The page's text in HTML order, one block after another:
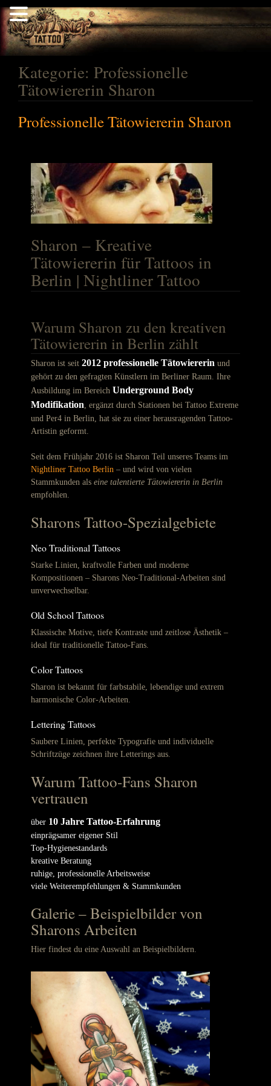
Kategorie: Professionelle
Tätowiererin Sharon
Professionelle Tätowiererin Sharon
Sharon – Kreative
Tätowiererin für Tattoos in
Berlin | Nightliner Tattoo
Warum Sharon zu den kreativen
Tätowiererin in Berlin zählt
Sharon ist seit 2012 professionelle Tätowiererin und
gehört zu den gefragten Künstlern im Berliner Raum. Ihre
Ausbildung im Bereich Underground Body
Modifikation, ergänzt durch Stationen bei Tattoo Extreme
und Per4 in Berlin, hat sie zu einer herausragenden Tattoo-
Artistin geformt.
Seit dem Frühjahr 2016 ist Sharon Teil unseres Teams im
Nightliner Tattoo Berlin – und wird von vielen
Stammkunden als eine talentierte Tätowiererin in Berlin
empfohlen.
Sharons Tattoo-Spezialgebiete
Neo Traditional Tattoos
Starke Linien, kraftvolle Farben und moderne
Kompositionen – Sharons Neo-Traditional-Arbeiten sind
unverwechselbar.
Old School Tattoos
Klassische Motive, tiefe Kontraste und zeitlose Ästhetik –
ideal für traditionelle Tattoo-Fans.
Color Tattoos
Sharon ist bekannt für farbstabile, lebendige und extrem
harmonische Color-Arbeiten.
Lettering Tattoos
Saubere Linien, perfekte Typografie und individuelle
Schriftzüge zeichnen ihre Letterings aus.
Warum Tattoo-Fans Sharon
vertrauen
über 10 Jahre Tattoo-Erfahrung
einprägsamer eigener Stil
Top-Hygienestandards
kreative Beratung
ruhige, professionelle Arbeitsweise
viele Weiterempfehlungen & Stammkunden
Galerie – Beispielbilder von
Sharons Arbeiten
Hier findest du eine Auswahl an Beispielbildern.
MENÜ